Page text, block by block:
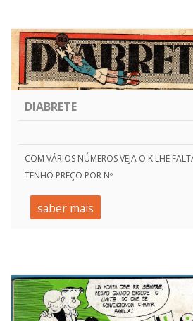
DIABRETE
COM VÁRIOS NÚMEROS VEJA O K LHE
TENHO PREÇO POR Nº
saber mais